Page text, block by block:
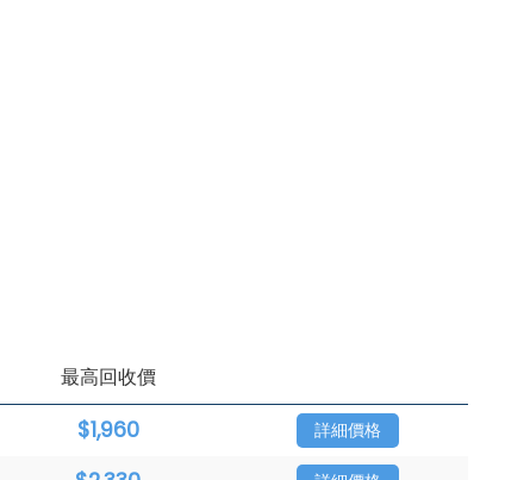
最高回收價
$1,960 詳細價格